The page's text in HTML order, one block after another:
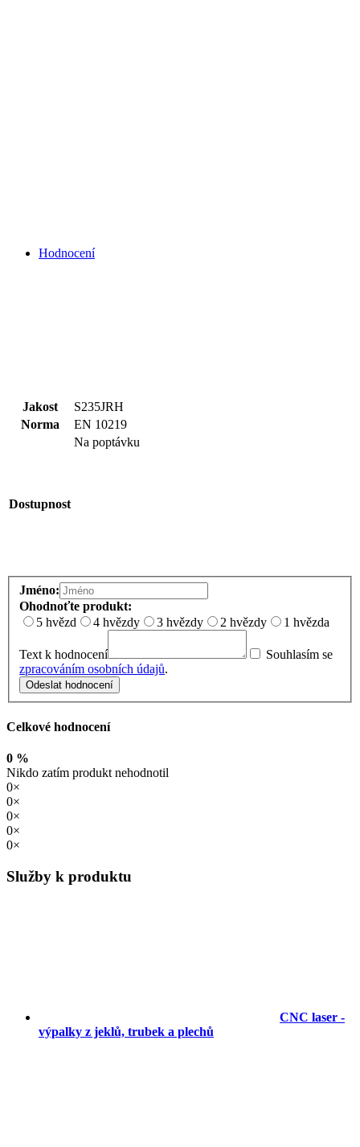
Hodnocení
Jakost
S235JRH
Norma
EN 10219
Dostupnost
Na poptávku
Jméno:
Ohodnoťte produkt:
5 hvězd
4 hvězdy 3 hvězdy 2 hvězdy 1 hvězda
Text k hodnocení
Souhlasím se
zpracováním osobních údajů.
Odeslat hodnocení
Celkové hodnocení
0 %
Nikdo zatím produkt nehodnotil
0×
0×
0×
0×
0×
Služby k produktu
CNC laser -
výpalky z jeklů, trubek a plechů